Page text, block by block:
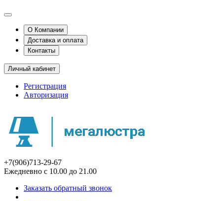
О Компании
Доставка и оплата
Контакты
Личный кабинет
Регистрация
Авторизация
+7(906)713-29-67
Ежедневно с 10.00 до 21.00
Заказать обратный звонок